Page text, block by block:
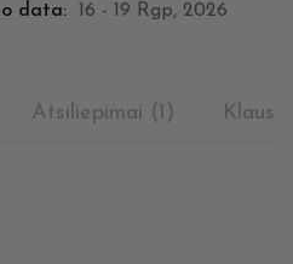
data: 16 - 19 Rgp, 2026
Atsiliepimai (1)